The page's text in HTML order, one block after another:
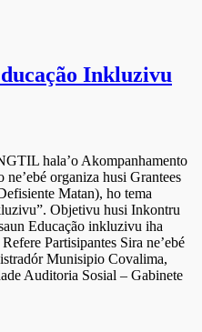
Inkluzivu
hala’o Akompanhamento
organiza husi Grantees
Matan), ho tema
Objetivu husi Inkontru
Educação inkluzivu iha
Partisipantes Sira ne’ebé
Munisipio Covalima,
Auditoria Sosial – Gabinete